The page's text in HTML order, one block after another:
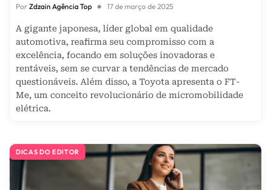
Por Zdzain Agência Top 17 de março de 2025
A gigante japonesa, líder global em qualidade
automotiva, reafirma seu compromisso com a
excelência, focando em soluções inovadoras e
rentáveis, sem se curvar a tendências de mercado
questionáveis. Além disso, a Toyota apresenta o FT-
Me, um conceito revolucionário de micromobilidade
elétrica.
DICAS DO EDITOR